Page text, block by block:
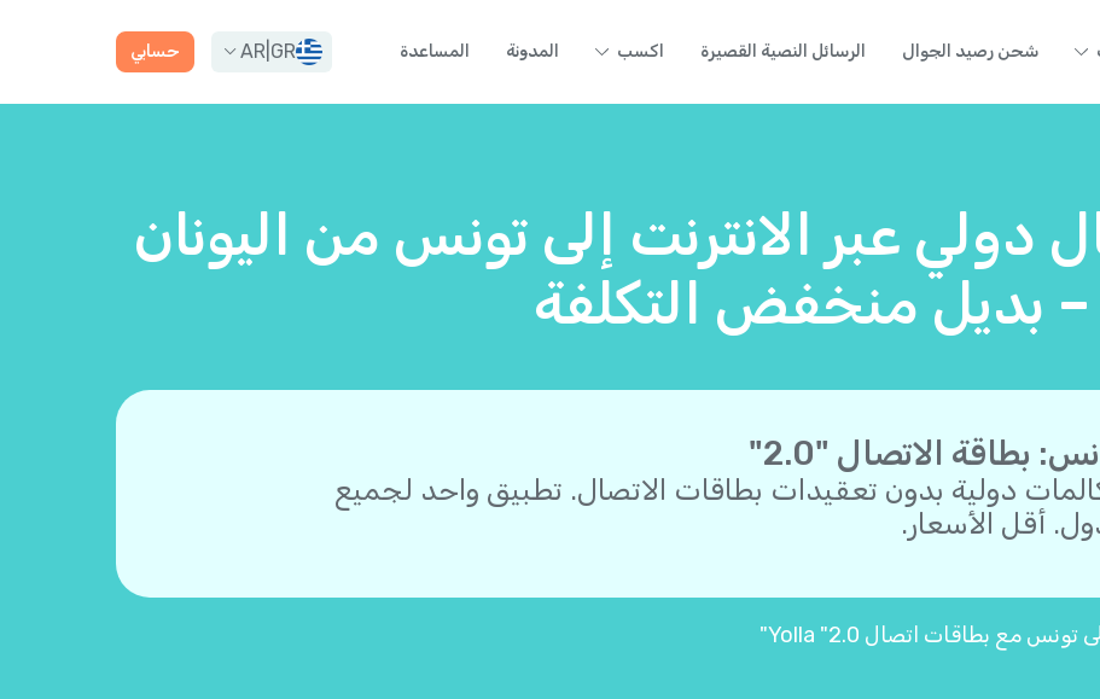
شحن رصيد الجوال الرسائل النصية القصيرة اكسب المدونة المساعدة GR
AR حسابي
دولي عبر الانترنت إلى تونس من اليونان
– بديل منخفض التكلفة
بطاقة الاتصال "2.0"
دولية بدون تعقيدات بطاقات الاتصال. تطبيق واحد لجميع
أقل الأسعار.